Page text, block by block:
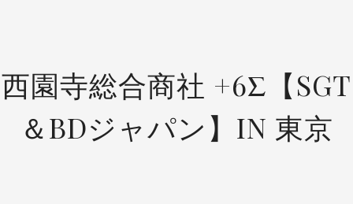
西園寺総合商社 +6Σ【SGT
＆BDジャパン】IN 東京